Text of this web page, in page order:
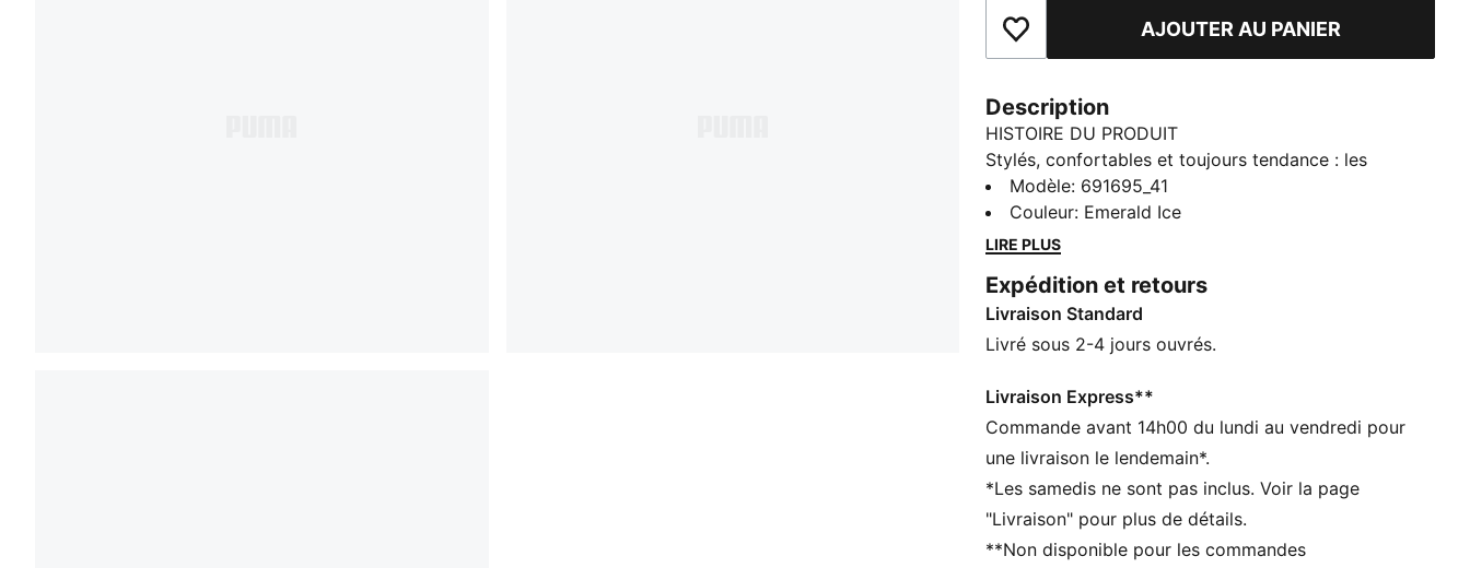
Ajouter aux favorisAJOUTER AU PANIER
Description
HISTOIRE DU PRODUIT
Stylés, confortables et toujours tendance : les
essentiels PUMA sont faits pour les journées de
détente. Pour chiller à la maison, prendre un café ou
pour t’activer, ces modèles trouvent l’équilibre parfait
conçus pour que tu te sentes bien toute la journée.
CARACTÉRISTIQUES + AVANTAGES
Confectionné avec un minimum de 50 % de matériaux
DÉTAILS
Coupe : Régulière
Matière principale : Tissu éponge
Taille : moyen
Poches : Poches latérales
Modèle: 691695_41
Couleur: Emerald Ice
LIRE PLUS
Expédition et retours
Livraison Standard
Livré sous 2-4 jours ouvrés.
Livraison Express**
Commande avant 14h00 du lundi au vendredi pour
une livraison le lendemain*.
*Les samedis ne sont pas inclus. Voir la page
"Livraison" pour plus de détails.
**Non disponible pour les commandes